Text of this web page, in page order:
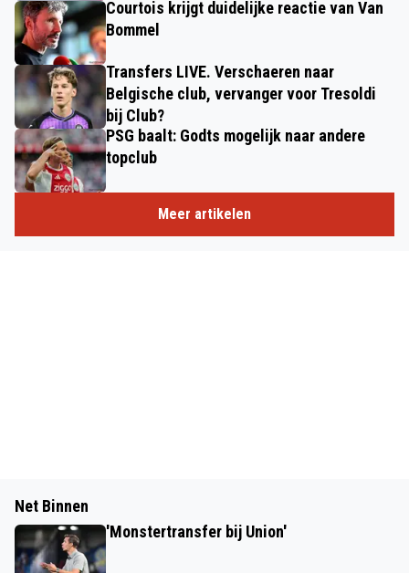
Courtois krijgt duidelijke reactie van Van
Bommel
Transfers LIVE. Verschaeren naar
Belgische club, vervanger voor Tresoldi
bij Club?
PSG baalt: Godts mogelijk naar andere
topclub
Meer artikelen
Net Binnen
'Monstertransfer bij Union'